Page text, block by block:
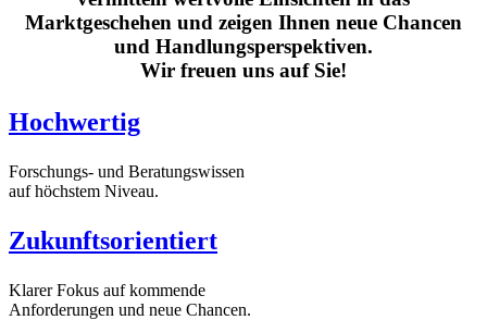
Marktgeschehen und zeigen Ihnen neue Chancen
und Handlungsperspektiven.
Wir freuen uns auf Sie!
Hochwertig
Forschungs- und Beratungswissen
auf höchstem Niveau.
Zukunftsorientiert
Klarer Fokus auf kommende
Anforderungen und neue Chancen.